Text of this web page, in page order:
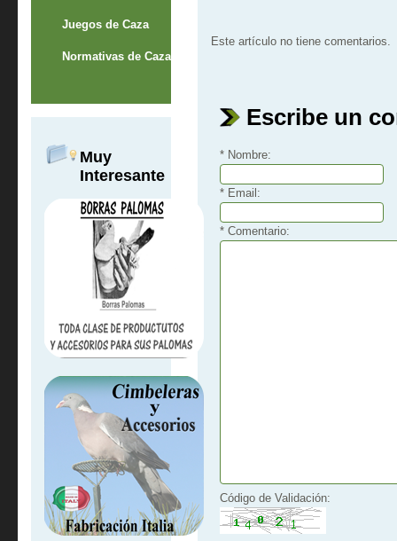
Juegos de Caza
Normativas de Caza
Muy
Interesante
Este artículo no tiene comentarios.
Escribe un
* Nombre:
* Email:
* Comentario:
Código de Validación: